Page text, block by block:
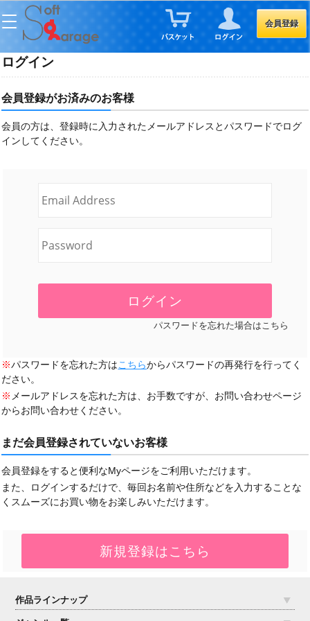
会員登録
ログイン
会員登録がお済みのお客様
会員の方は、登録時に入力されたメールアドレスとパスワードでログ
インしてください。
パスワードを忘れた場合はこちら
※パスワードを忘れた方はこちらからパスワードの再発行を行ってく
ださい。
※ メールアドレスを忘れた方は、お手数ですが、お問い合わせページ
からお問い合わせください。
まだ会員登録されていないお客様
会員登録をすると便利なMyページをご利用いただけます。
また、ログインするだけで、毎回お名前や住所などを入力することな
くスムーズにお買い物をお楽しみいただけます。
作品ラインナップ